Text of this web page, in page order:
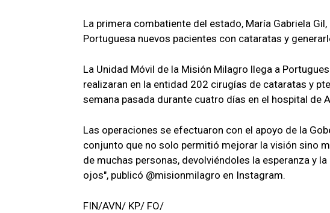
La primera combatiente del estado, María Gabriela
Portuguesa nuevos pacientes con cataratas y
La Unidad Móvil de la Misión Milagro llega a
realizaran en la entidad 202 cirugías de cataratas y
semana pasada durante cuatro días en el hospital de
Las operaciones se efectuaron con el apoyo de la
conjunto que no solo permitió mejorar la visión sino
de muchas personas, devolviéndoles la esperanza y
ojos", publicó @misionmilagro en Instagram.
FIN/AVN/ KP/ FO/